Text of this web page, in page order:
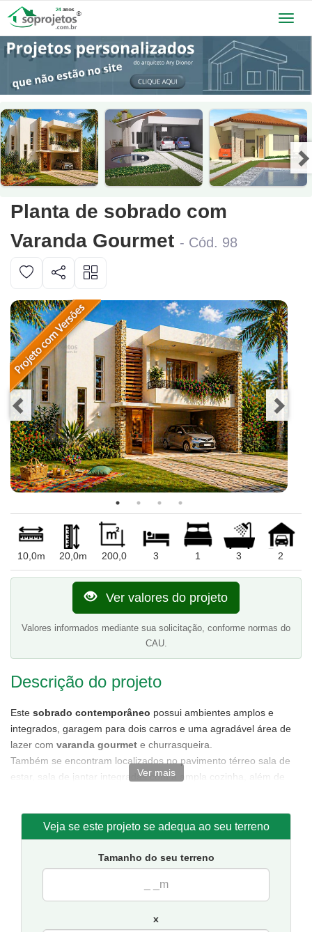
Planta de sobrado com
Varanda Gourmet - Cód. 98
10,0m 20,0m 200,0 3 1 3 2
Ver valores do projeto
Valores informados mediante sua solicitação, conforme normas do
CAU.
Descrição do projeto
Este sobrado contemporâneo possui ambientes amplos e
integrados, garagem para dois carros e uma agradável área de
lazer com varanda gourmet e churrasqueira.
Também se encontram localizados no pavimento térreo sala de
estar, sala de jantar integradas com a ampla cozinha, além de
banheiro e uma suíte com varanda e closet. Também se encontra
no pavimento superior uma sala intima localizada no mezanino
com vista para sala de estar.
Planta de casa
9,12 metros de frente e 14,05 de fundos.
Sugestão de terreno para implantação:10 metros de frente
Ver mais
Veja se este projeto se adequa ao seu terreno
Tamanho do seu terreno
x